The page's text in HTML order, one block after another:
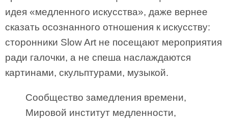
идея «медленного искусства», даже вернее
сказать осознанного отношения к искусству:
сторонники Slow Art не посещают мероприятия
ради галочки, а не спеша наслаждаются
картинами, скульптурами, музыкой.
Сообщество замедления времени,
Мировой институт медленности,